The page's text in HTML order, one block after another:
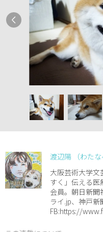
渡辺陽 （わたな
大阪芸術大学文
すく」伝える医
会員。朝日新聞
ライ.jp、神戸新
FB:https://